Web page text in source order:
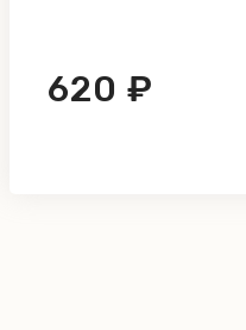
620 ₽